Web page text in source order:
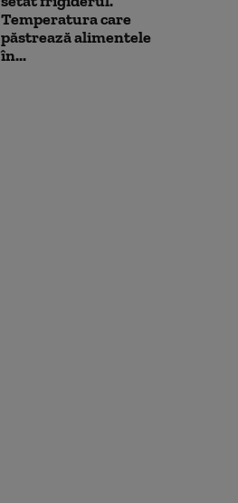
Temperatura care
păstrează alimentele
în...